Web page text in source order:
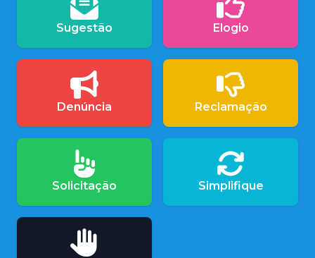
Sugestão Elogio
Denúncia Reclamação
Solicitação Simplifique